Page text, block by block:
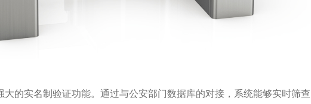
的实名制验证功能。通过与公安部门数据库的对接，系统能够实时筛查